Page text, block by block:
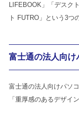
LIFEBOOK」「デスク
ト FUTRO」という3つ
富士通の法人向け
富士通の法人向けパソ
「重厚感のあるデザイ